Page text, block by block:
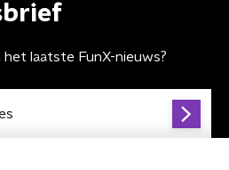
laatste FunX-nieuws?